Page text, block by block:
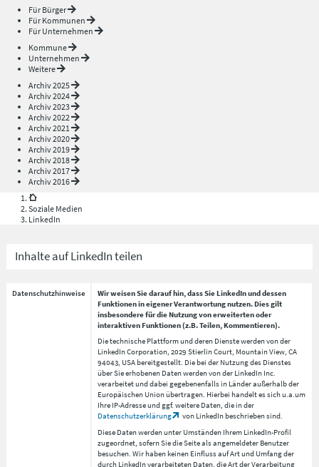
Für Bürger
Für Kommunen
Für Unternehmen
Kommune
Unternehmen
Weitere
Archiv 2025
Archiv 2024
Archiv 2023
Archiv 2022
Archiv 2021
Archiv 2020
Archiv 2019
Archiv 2018
Archiv 2017
Archiv 2016
Soziale Medien
LinkedIn
Inhalte auf LinkedIn teilen
Datenschutzhinweise
Wir weisen Sie darauf hin, dass Sie LinkedIn und dessen
Funktionen in eigener Verantwortung nutzen. Dies gilt
insbesondere für die Nutzung von erweiterten oder
interaktiven Funktionen (z.B. Teilen, Kommentieren).
Die technische Plattform und deren Dienste werden von der
LinkedIn Corporation, 2029 Stierlin Court, Mountain View, CA
94043, USA bereitgestellt. Die bei der Nutzung des Dienstes
über Sie erhobenen Daten werden von der LinkedIn Inc.
verarbeitet und dabei gegebenenfalls in Länder außerhalb der
Europäischen Union übertragen. Hierbei handelt es sich u.a.um
Ihre IP-Adresse und ggf. weitere Daten, die in der
Datenschutzerklärung
von LinkedIn beschrieben sind.
Diese Daten werden unter Umständen Ihrem LinkedIn-Profil
zugeordnet, sofern Sie die Seite als angemeldeter Benutzer
besuchen. Wir haben keinen Einfluss auf Art und Umfang der
durch LinkedIn verarbeiteten Daten, die Art der Verarbeitung